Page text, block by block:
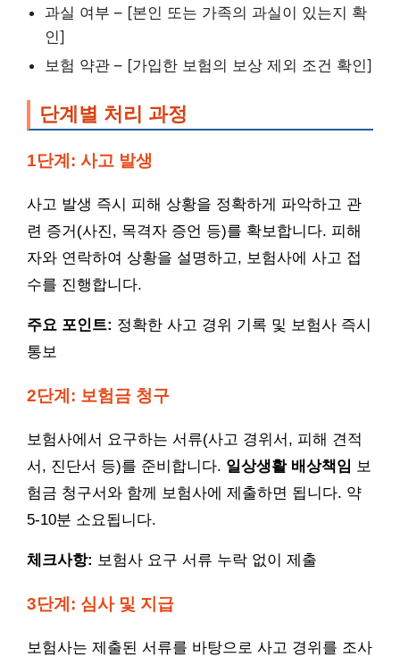
과실 여부 – [본인 또는 가족의 과실이 있는지 확
인]
보험 약관 – [가입한 보험의 보상 제외 조건 확인]
단계별 처리 과정
1단계: 사고 발생
사고 발생 즉시 피해 상황을 정확하게 파악하고 관
련 증거(사진, 목격자 증언 등)를 확보합니다. 피해
자와 연락하여 상황을 설명하고, 보험사에 사고 접
수를 진행합니다.
주요 포인트: 정확한 사고 경위 기록 및 보험사 즉시
통보
2단계: 보험금 청구
보험사에서 요구하는 서류(사고 경위서, 피해 견적
서, 진단서 등)를 준비합니다. 일상생활 배상책임 보
험금 청구서와 함께 보험사에 제출하면 됩니다. 약
5-10분 소요됩니다.
체크사항: 보험사 요구 서류 누락 없이 제출
3단계: 심사 및 지급
보험사는 제출된 서류를 바탕으로 사고 경위를 조사